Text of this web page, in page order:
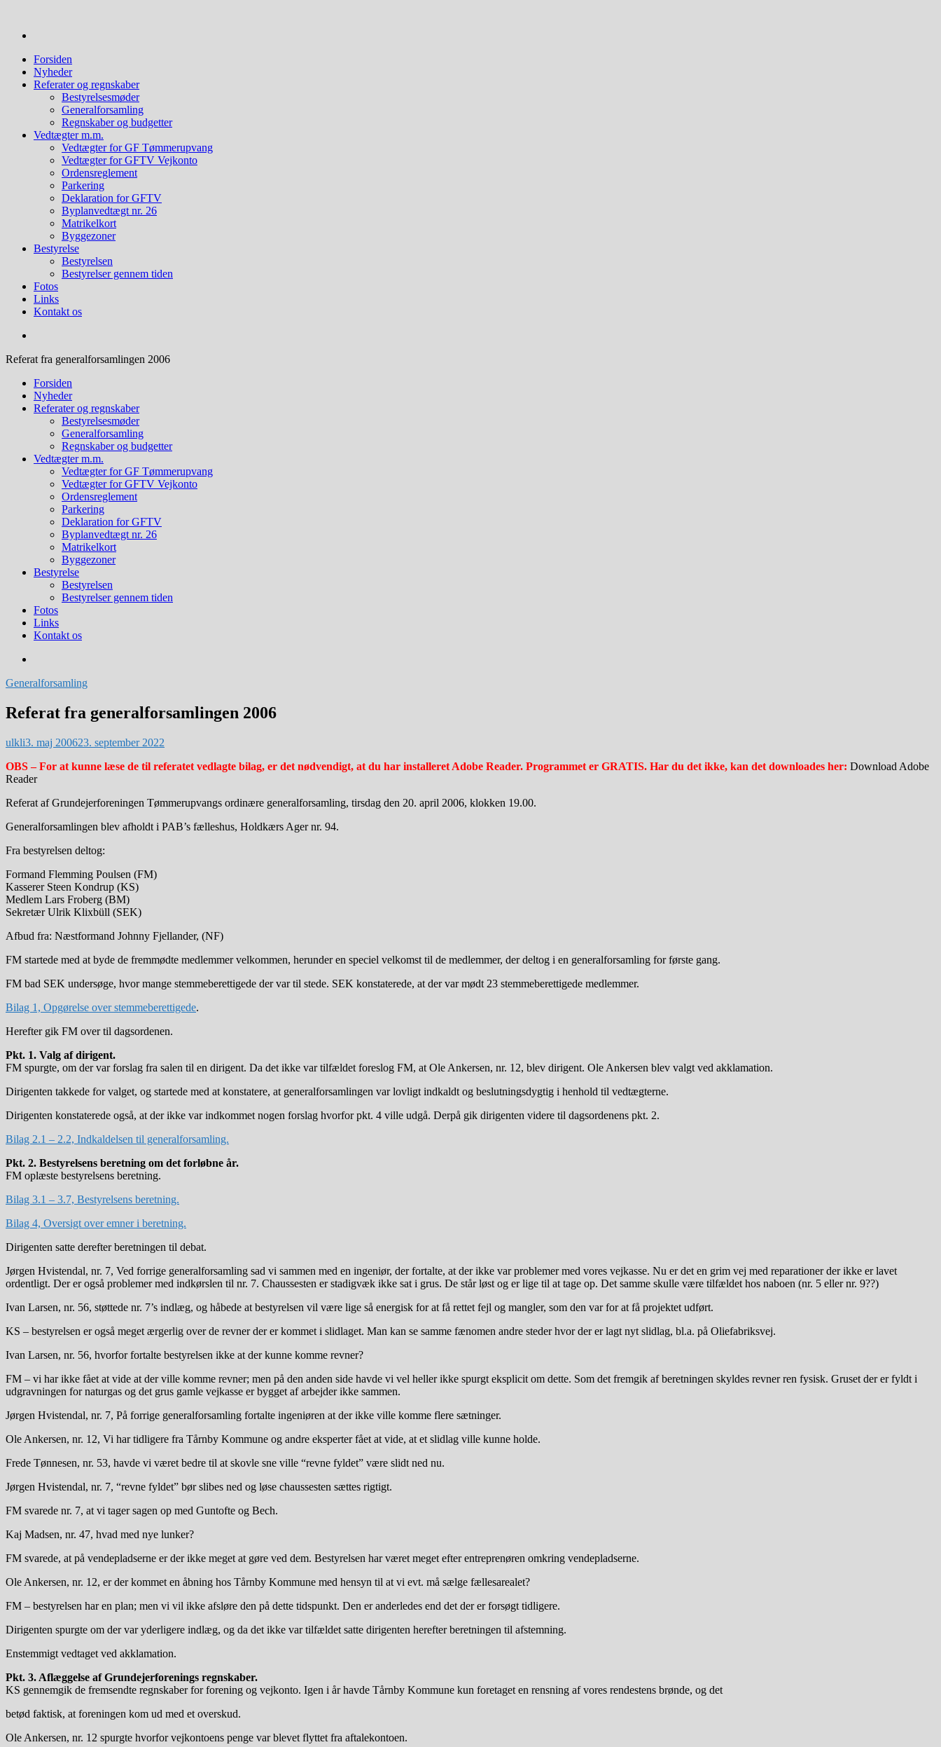
indhold
Forsiden
Nyheder
Referater og regnskaber
Bestyrelsesmøder
Generalforsamling
Regnskaber og budgetter
Vedtægter m.m.
Vedtægter for GF Tømmerupvang
Vedtægter for GFTV Vejkonto
Ordensreglement
Parkering
Deklaration for GFTV
Byplanvedtægt nr. 26
Matrikelkort
Byggezoner
Bestyrelse
Bestyrelsen
Bestyrelser gennem tiden
Fotos
Links
Kontakt os
Referat fra generalforsamlingen 2006
Forsiden
Nyheder
Referater og regnskaber
Bestyrelsesmøder
Generalforsamling
Regnskaber og budgetter
Vedtægter m.m.
Vedtægter for GF Tømmerupvang
Vedtægter for GFTV Vejkonto
Ordensreglement
Parkering
Deklaration for GFTV
Byplanvedtægt nr. 26
Matrikelkort
Byggezoner
Bestyrelse
Bestyrelsen
Bestyrelser gennem tiden
Fotos
Links
Kontakt os
Generalforsamling
Referat fra generalforsamlingen 2006
ulkli3. maj 200623. september 2022
OBS – For at kunne læse de til referatet vedlagte bilag, er det nødvendigt, at du har installeret Adobe Reader. Programmet er GRATIS. Har du det ikke, kan det downloades her: Download Adobe
Reader
Referat af Grundejerforeningen Tømmerupvangs ordinære generalforsamling, tirsdag den 20. april 2006, klokken 19.00.
Generalforsamlingen blev afholdt i PAB’s fælleshus, Holdkærs Ager nr. 94.
Fra bestyrelsen deltog:
Formand Flemming Poulsen (FM)
Kasserer Steen Kondrup (KS)
Medlem Lars Froberg (BM)
Sekretær Ulrik Klixbüll (SEK)
Afbud fra: Næstformand Johnny Fjellander, (NF)
FM startede med at byde de fremmødte medlemmer velkommen, herunder en speciel velkomst til de medlemmer, der deltog i en generalforsamling for første gang.
FM bad SEK undersøge, hvor mange stemmeberettigede der var til stede. SEK konstaterede, at der var mødt 23 stemmeberettigede medlemmer.
Bilag 1, Opgørelse over stemmeberettigede.
Herefter gik FM over til dagsordenen.
Pkt. 1. Valg af dirigent.
FM spurgte, om der var forslag fra salen til en dirigent. Da det ikke var tilfældet foreslog FM, at Ole Ankersen, nr. 12, blev dirigent. Ole Ankersen blev valgt ved akklamation.
Dirigenten takkede for valget, og startede med at konstatere, at generalforsamlingen var lovligt indkaldt og beslutningsdygtig i henhold til vedtægterne.
Dirigenten konstaterede også, at der ikke var indkommet nogen forslag hvorfor pkt. 4 ville udgå. Derpå gik dirigenten videre til dagsordenens pkt. 2.
Bilag 2.1 – 2.2, Indkaldelsen til generalforsamling.
Pkt. 2. Bestyrelsens beretning om det forløbne år.
FM oplæste bestyrelsens beretning.
Bilag 3.1 – 3.7, Bestyrelsens beretning.
Bilag 4, Oversigt over emner i beretning.
Dirigenten satte derefter beretningen til debat.
Jørgen Hvistendal, nr. 7, Ved forrige generalforsamling sad vi sammen med en ingeniør, der fortalte, at der ikke var problemer med vores vejkasse. Nu er det en grim vej med reparationer der ikke er lavet
ordentligt. Der er også problemer med indkørslen til nr. 7. Chaussesten er stadigvæk ikke sat i grus. De står løst og er lige til at tage op. Det samme skulle være tilfældet hos naboen (nr. 5 eller nr. 9??)
Ivan Larsen, nr. 56, støttede nr. 7’s indlæg, og håbede at bestyrelsen vil være lige så energisk for at få rettet fejl og mangler, som den var for at få projektet udført.
KS – bestyrelsen er også meget ærgerlig over de revner der er kommet i slidlaget. Man kan se samme fænomen andre steder hvor der er lagt nyt slidlag, bl.a. på Oliefabriksvej.
Ivan Larsen, nr. 56, hvorfor fortalte bestyrelsen ikke at der kunne komme revner?
FM – vi har ikke fået at vide at der ville komme revner; men på den anden side havde vi vel heller ikke spurgt eksplicit om dette. Som det fremgik af beretningen skyldes revner ren fysisk. Gruset der er fyldt i
udgravningen for naturgas og det grus gamle vejkasse er bygget af arbejder ikke sammen.
Jørgen Hvistendal, nr. 7, På forrige generalforsamling fortalte ingeniøren at der ikke ville komme flere sætninger.
Ole Ankersen, nr. 12, Vi har tidligere fra Tårnby Kommune og andre eksperter fået at vide, at et slidlag ville kunne holde.
Frede Tønnesen, nr. 53, havde vi været bedre til at skovle sne ville “revne fyldet” være slidt ned nu.
Jørgen Hvistendal, nr. 7, “revne fyldet” bør slibes ned og løse chaussesten sættes rigtigt.
FM svarede nr. 7, at vi tager sagen op med Guntofte og Bech.
Kaj Madsen, nr. 47, hvad med nye lunker?
FM svarede, at på vendepladserne er der ikke meget at gøre ved dem. Bestyrelsen har været meget efter entreprenøren omkring vendepladserne.
Ole Ankersen, nr. 12, er der kommet en åbning hos Tårnby Kommune med hensyn til at vi evt. må sælge fællesarealet?
FM – bestyrelsen har en plan; men vi vil ikke afsløre den på dette tidspunkt. Den er anderledes end det der er forsøgt tidligere.
Dirigenten spurgte om der var yderligere indlæg, og da det ikke var tilfældet satte dirigenten herefter beretningen til afstemning.
Enstemmigt vedtaget ved akklamation.
Pkt. 3. Aflæggelse af Grundejerforenings regnskaber.
KS gennemgik de fremsendte regnskaber for forening og vejkonto. Igen i år havde Tårnby Kommune kun foretaget en rensning af vores rendestens brønde, og det
betød faktisk, at foreningen kom ud med et overskud.
Ole Ankersen, nr. 12 spurgte hvorfor vejkontoens penge var blevet flyttet fra aftalekontoen.